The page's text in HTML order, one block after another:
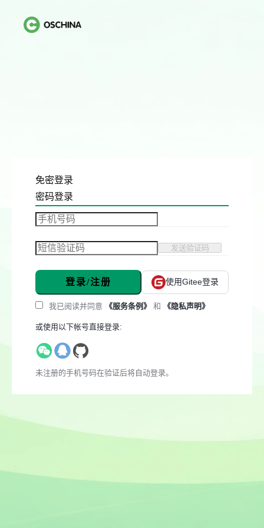
免密登录
密码登录
发送验证码
登录/注册 使用Gitee登录
我已阅读并同意 《服务条例》 和 《隐私声明》
或使用以下帐号直接登录:
未注册的手机号码在验证后将自动登录。